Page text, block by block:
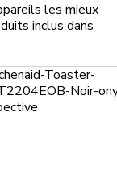
les mieux
inclus dans